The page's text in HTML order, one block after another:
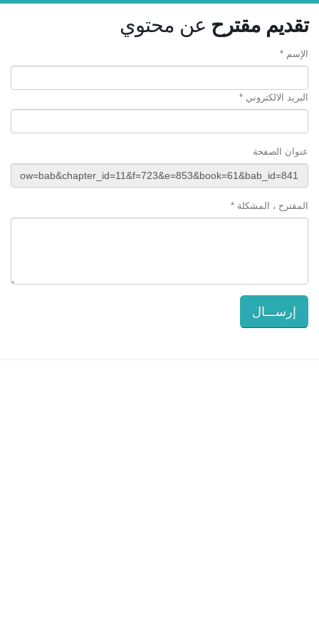
تقديم مقترح عن محتوي
الإسم *
البريد الالكتروني *
عنوان الصفحة
المقترح ، المشكلة *